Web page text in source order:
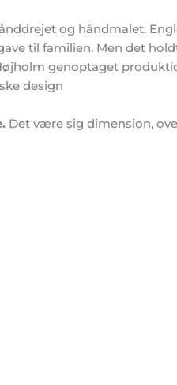
og håndmalet.
til familien. Men det
genoptaget
design
Det være sig dimension,